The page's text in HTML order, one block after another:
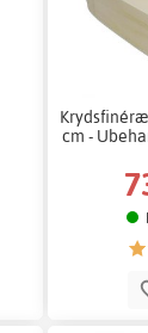
cm -